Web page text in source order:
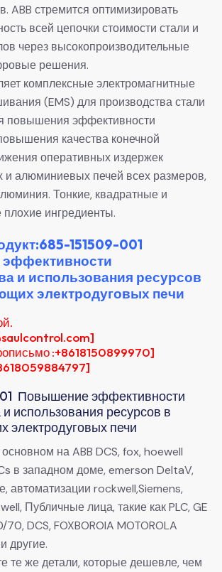
ABB стремится оптимизировать
всей цепочки стоимости стали и
через высокопроизводительные
решения.
комплексные электромагнитные
(EMS) для производства стали
повышения эффективности
качества конечной
оперативных издержек
и алюминиевых печей всех размеров,
Тонкие, квадратные и
ингредиенты.
151509-001
и использования ресурсов
электродуговых печи
:+8618150899970]
Повышение эффективности
использования ресурсов в
электродуговых печи
на ABB DCS, fox, hoewell
в западном доме, emerson DeltaV,
автоматизации rockwell,Siemens,
Публичные лица, такие как PLC, GE
DCS, FOXBOROIA MOTOROLA
другие.
те же детали, которые дешевле, чем